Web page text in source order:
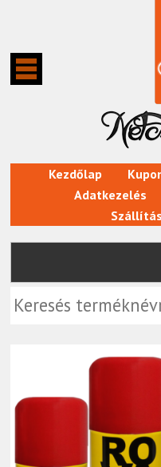
Kezdőlap
Adatkezelés